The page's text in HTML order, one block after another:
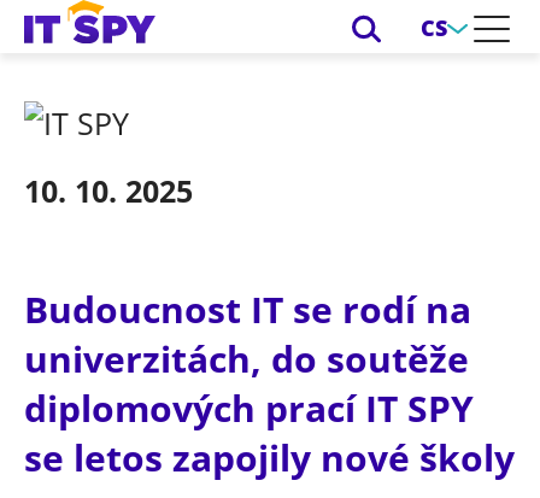
CS
10. 10. 2025
Budoucnost IT se rodí na
univerzitách, do soutěže
diplomových prací IT SPY
se letos zapojily nové školy